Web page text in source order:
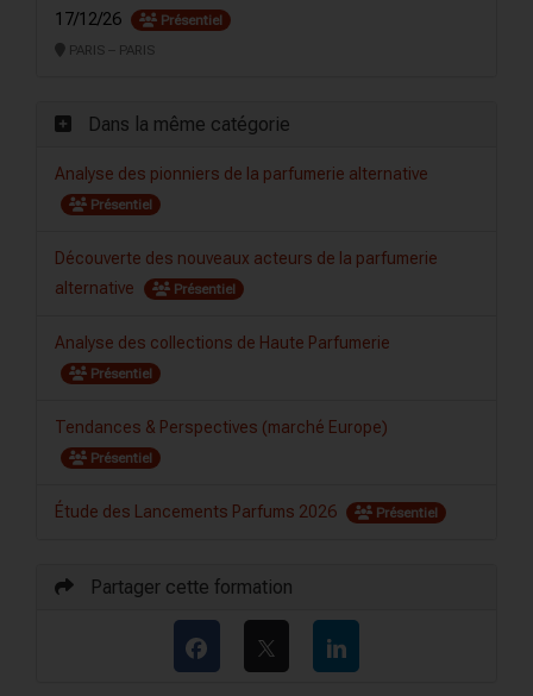
17/12/26
Présentiel
PARIS – PARIS
Dans la même catégorie
Analyse des pionniers de la parfumerie alternative
Présentiel
Découverte des nouveaux acteurs de la parfumerie
alternative
Présentiel
Analyse des collections de Haute Parfumerie
Présentiel
Tendances & Perspectives (marché Europe)
Présentiel
Étude des Lancements Parfums 2026 Présentiel
Partager cette formation